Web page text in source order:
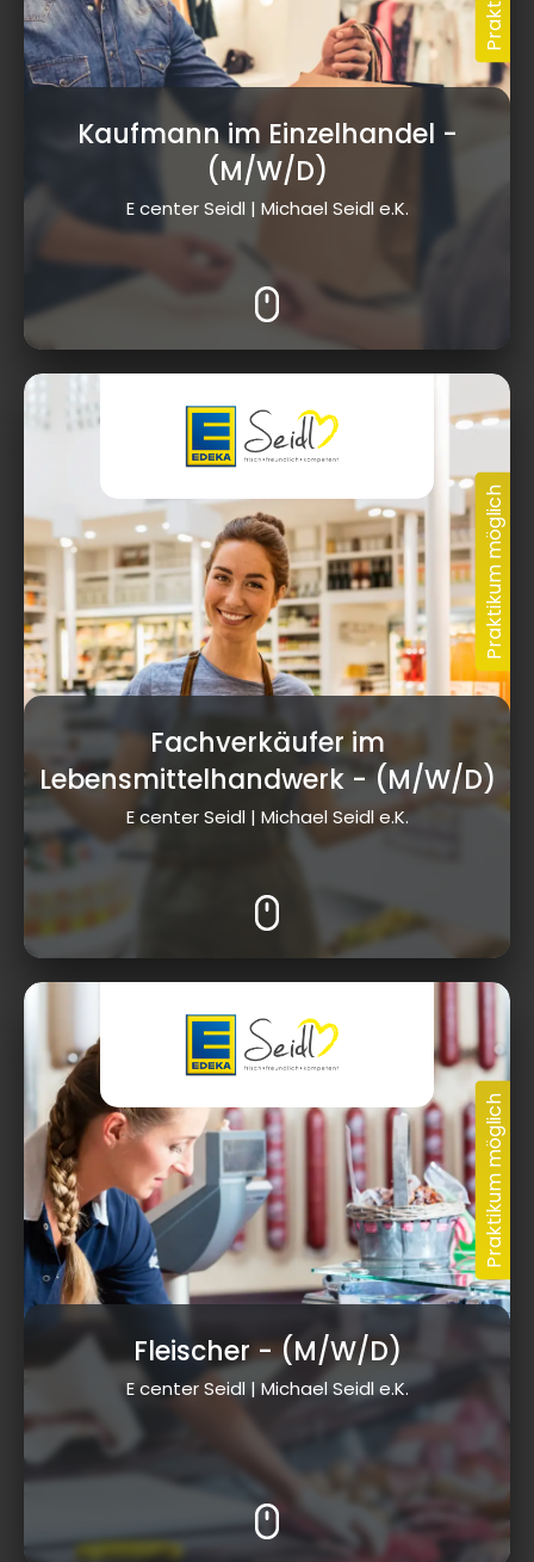
Kaufmann im Einzelhandel -
(M/W/D)
E center Seidl | Michael Seidl e.K.
Fachverkäufer im
Lebensmittelhandwerk- (M/W/D)
E center Seidl | Michael Seidl e.K.
Fleischer- (M/W/D)
E center Seidl | Michael Seidl e.K.